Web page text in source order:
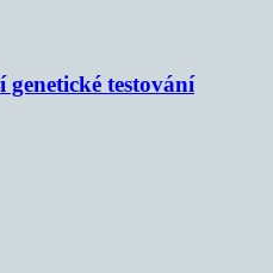
testování